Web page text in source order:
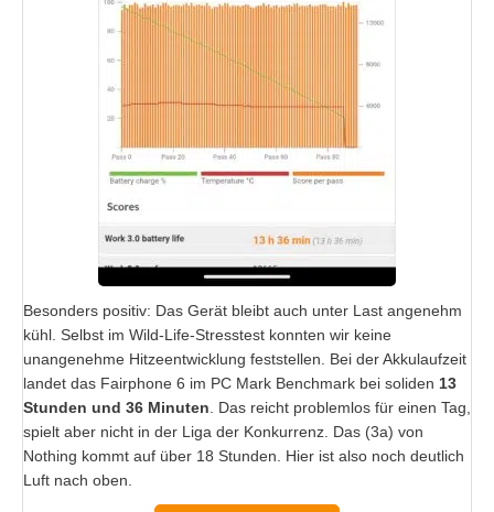
Besonders positiv: Das Gerät bleibt auch unter Last angenehm
kühl. Selbst im Wild-Life-Stresstest konnten wir keine
unangenehme Hitzeentwicklung feststellen. Bei der Akkulaufzeit
landet das Fairphone 6 im PC Mark Benchmark bei soliden 13
Stunden und 36 Minuten. Das reicht problemlos für einen Tag,
spielt aber nicht in der Liga der Konkurrenz. Das (3a) von
Nothing kommt auf über 18 Stunden. Hier ist also noch deutlich
Luft nach oben.